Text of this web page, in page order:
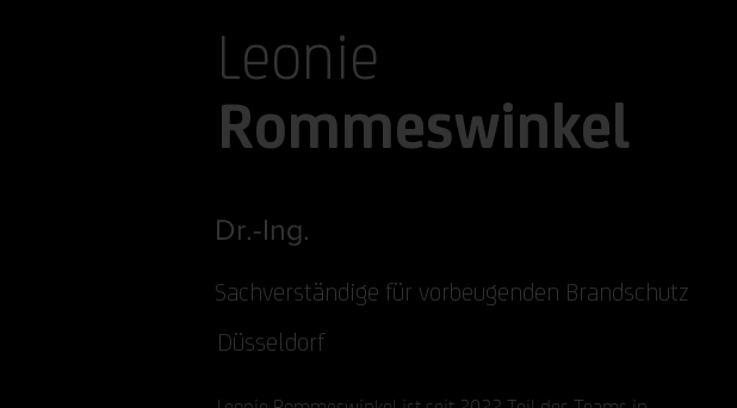
Rommeswinkel
Leonie
Sachverständige für vorbeugenden Brandschutz
Düsseldorf
Dr.-Ing.